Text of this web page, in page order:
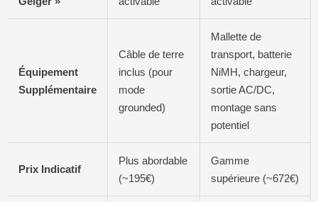
Équipement
Supplémentaire
Câble de terre
inclus (pour
mode
grounded)
Mallette de
transport, batterie
NiMH, chargeur,
sortie AC/DC,
montage sans
potentiel
Prix Indicatif
Plus abordable
(~195€)
Gamme
supérieure (~672€)